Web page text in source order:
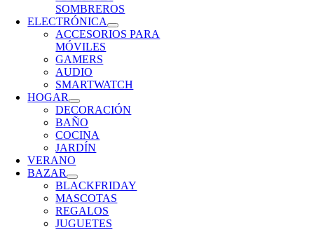
SOMBREROS
ELECTRÓNICA
ACCESORIOS PARA
MÓVILES
GAMERS
AUDIO
SMARTWATCH
HOGAR
DECORACIÓN
BAÑO
COCINA
JARDÍN
VERANO
BAZAR
BLACKFRIDAY
MASCOTAS
REGALOS
JUGUETES